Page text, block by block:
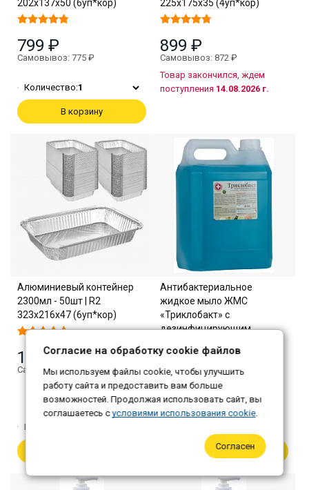
202х137х50 (6уп*кор)
799 ₽
Самовывоз: 775 ₽
Количество:1
В корзину
225х175х35 (4уп*кор)
899 ₽
Самовывоз: 872 ₽
Товар закончился, ждем
поступления 14.08.2026 г.
Алюминиевый контейнер
2300мл - 50шт | R2
323х216х47 (6уп*кор)
1 025 ₽
Самовывоз: 994 ₽
Количество:
Антибактериальное
жидкое мыло ЖМС
«Триклобакт» с
дезинфицирующим
920 ₽
Самовывоз: 892 ₽
В корзину
Согласие на обработку cookie файлов
Мы используем файлы cookie, чтобы улучшить
работу сайта и предоставить вам больше
возможностей. Продолжая использовать сайт, вы
соглашаетесь сусловиями использования cookie.
Согласен